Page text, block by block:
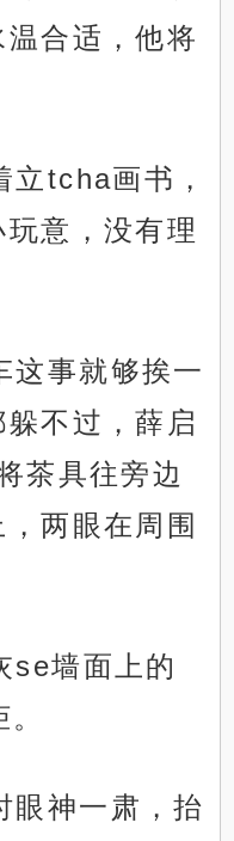
合适，他将
立tcha画书，
意，没有理
这事就够挨一
不过，薛启
茶具往旁边
两眼在周围
se墙面上的
眼神一肃，抬